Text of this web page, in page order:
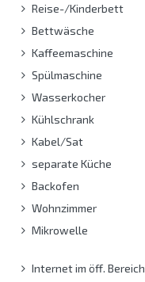
Reise-/Kinderbett
Bettwäsche
Kaffeemaschine
Spülmaschine
Wasserkocher
Kühlschrank
Kabel/Sat
separate Küche
Backofen
Wohnzimmer
Mikrowelle
Internet im öff. Bereich